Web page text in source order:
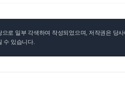
로 일부 각색하여 작성되었으며, 저작권은 당
수 있습니다.